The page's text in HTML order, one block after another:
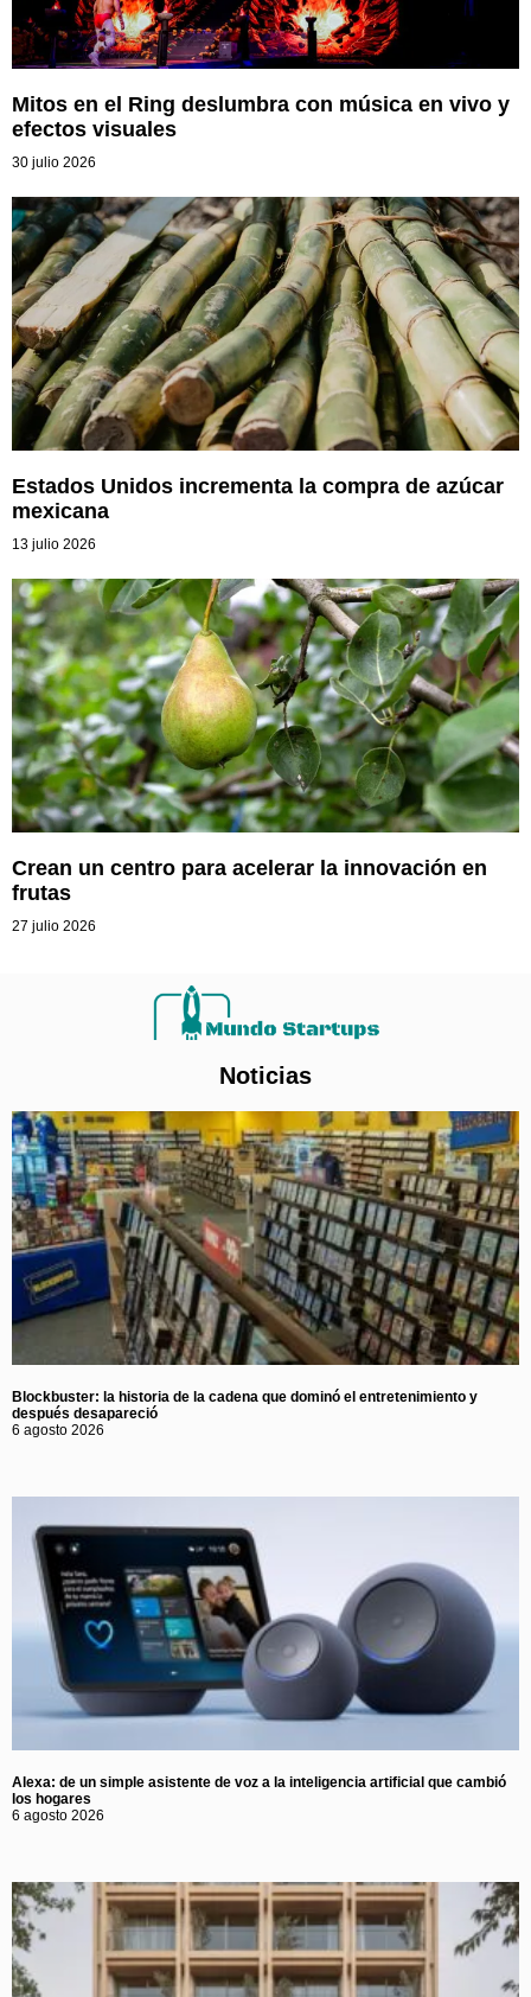
Mitos en el Ring deslumbra con música en vivo y
efectos visuales
30 julio 2026
Estados Unidos incrementa la compra de azúcar
mexicana
13 julio 2026
Crean un centro para acelerar la innovación en
frutas
27 julio 2026
Noticias
Blockbuster: la historia de la cadena que dominó el entretenimiento y
después desapareció
6 agosto 2026
Alexa: de un simple asistente de voz a la inteligencia artificial que cambió
los hogares
6 agosto 2026